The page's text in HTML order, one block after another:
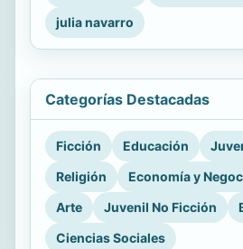
julia navarro
Categorías Destacadas
Ficción Educación
Religión
Economía y
Arte
Juvenil No Ficción
Ciencias Sociales